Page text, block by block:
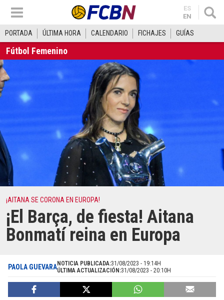
ES
EN
PORTADA ÚLTIMA HORA CALENDARIO FICHAJES GUÍAS
Fútbol Femenino
¡AITANA SE CORONA EN EUROPA!
¡El Barça, de fiesta! Aitana
Bonmatí reina en Europa
PAOLA GUEVARANOTICIA PUBLICADA:31/08/2023 - 19:14H
ÚLTIMA ACTUALIZACIÓN:31/08/2023 - 20:10H